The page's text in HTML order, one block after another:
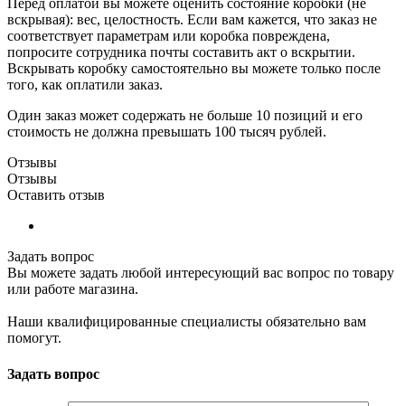
Перед оплатой вы можете оценить состояние коробки (не
вскрывая): вес, целостность. Если вам кажется, что заказ не
соответствует параметрам или коробка повреждена,
попросите сотрудника почты составить акт о вскрытии.
Вскрывать коробку самостоятельно вы можете только после
того, как оплатили заказ.
Один заказ может содержать не больше 10 позиций и его
стоимость не должна превышать 100 тысяч рублей.
Отзывы
Отзывы
Оставить отзыв
Задать вопрос
Вы можете задать любой интересующий вас вопрос по товару
или работе магазина.
Наши квалифицированные специалисты обязательно вам
помогут.
Задать вопрос